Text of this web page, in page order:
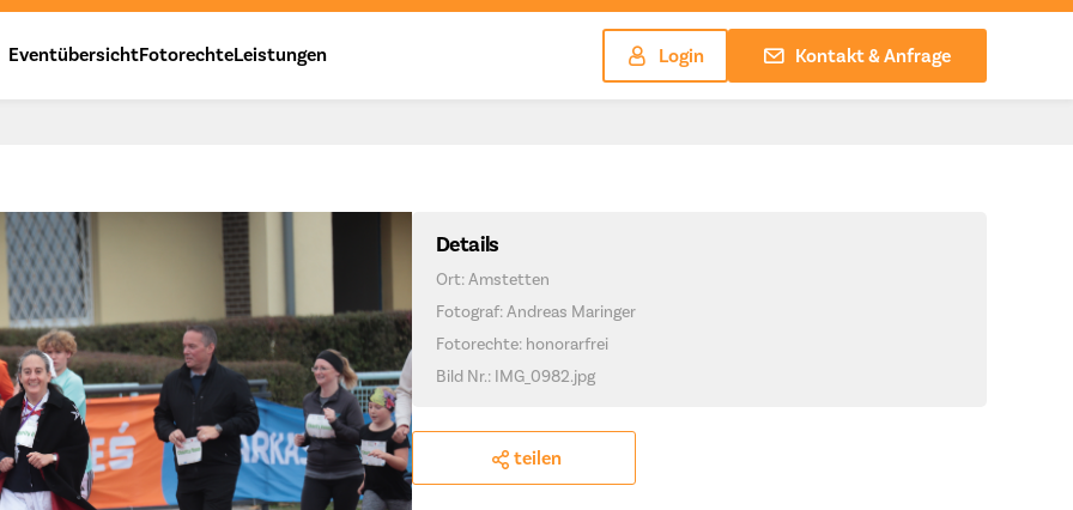
EventübersichtFotorechteLeistungen Login Kontakt & Anfrage
Details
Ort: Amstetten
Fotograf: Andreas Maringer
Fotorechte: honorarfrei
Bild Nr.: IMG_0982.jpg
teilen